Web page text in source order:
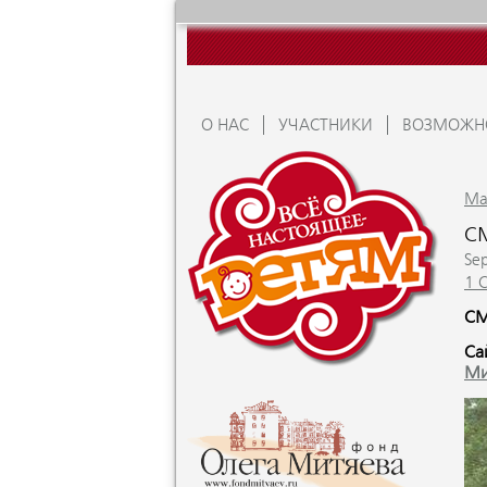
О НАС УЧАСТНИКИ
1